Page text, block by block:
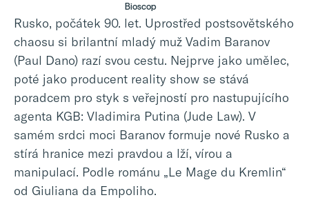
Bioscop
Rusko, počátek 90. let. Uprostřed postsovětského
chaosu si brilantní mladý muž Vadim Baranov
(Paul Dano) razí svou cestu. Nejprve jako umělec,
poté jako producent reality show se stává
poradcem pro styk s veřejností pro nastupujícího
agenta KGB: Vladimira Putina (Jude Law). V
samém srdci moci Baranov formuje nové Rusko a
stírá hranice mezi pravdou a lží, vírou a
manipulací. Podle románu „Le Mage du Kremlin“
od Giuliana da Empoliho.